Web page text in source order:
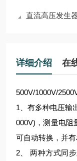
直流高压发生
详细介绍 在
500V/1000V/
1、有多种电压输
000V)，测量电阻
可自动转换，并有
2、 两种方式同